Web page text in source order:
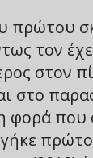
πρώτου
τον
στον
στο
φορά που